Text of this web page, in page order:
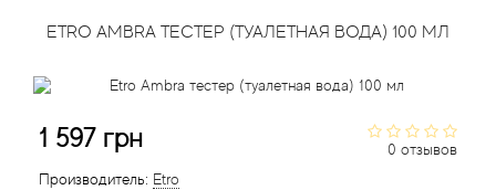
ETRO AMBRA ТЕСТЕР (ТУАЛЕТНАЯ ВОДА) 100 МЛ
0 отзывов
1 597 грн
Производитель: Etro
27 87 Perfumes
42° by Beauty More
Abercrombie Fitch
Доставка
Условия
Aкции
Рассылка новостей